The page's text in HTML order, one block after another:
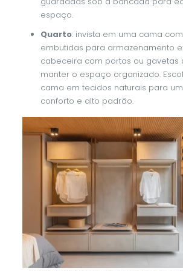
espaço.
Quarto: invista em uma cama
embutidas para armazenamento
cabeceira com portas ou gavetas
manter o espaço organizado.
cama em tecidos naturais para
conforto e alto padrão.